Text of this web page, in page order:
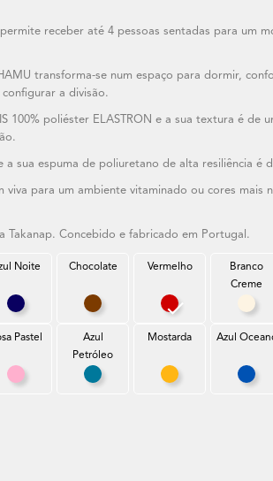
receber até 4 pessoas sentadas para um
transforma-se num espaço para dormir,
a divisão.
100% poliéster ELASTRON e a sua textura é de
a sua espuma de poliuretano de alta resiliência é
viva para um ambiente vitaminado ou cores mais
Takanap. Concebido e fabricado em Portugal.
Noite
Azul Noite
Chocolate
Chocolate
Vermelho
Vermelho
Branco
Creme
Pastel
Rosa Pastel
Azul
Petróleo
Azul Petróleo
Mostarda
Mostarda
Azul